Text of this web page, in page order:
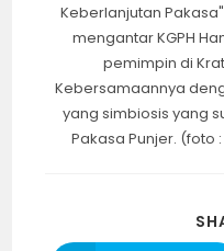
Keberlanjutan
mengantar KGPH
pemimpin di
Kebersamaannya
yang simbiosis yang
Pakasa Punjer. (foto